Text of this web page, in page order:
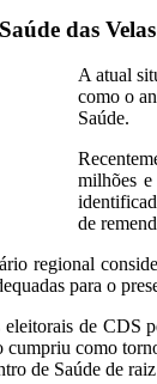
das Velas
A atual
como o
Saúde.
milhões
de
regional
para o
eleitorais de CDS
como
de Saúde de